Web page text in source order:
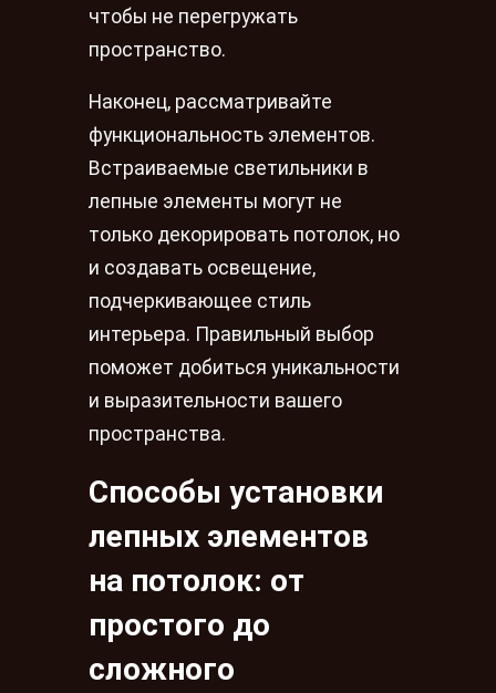
чтобы не перегружать
пространство.
Наконец, рассматривайте
функциональность элементов.
Встраиваемые светильники в
лепные элементы могут не
только декорировать потолок, но
и создавать освещение,
подчеркивающее стиль
интерьера. Правильный выбор
поможет добиться уникальности
и выразительности вашего
пространства.
Способы установки
лепных элементов
на потолок: от
простого до
сложного